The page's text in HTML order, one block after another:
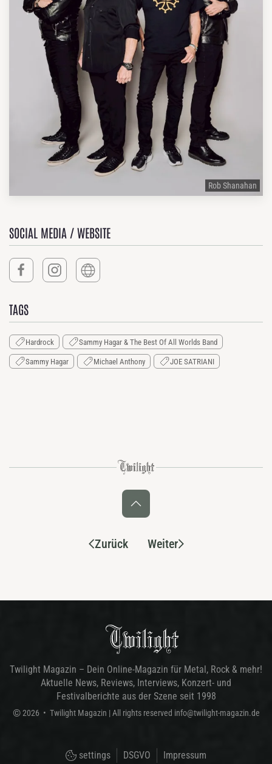
Rob Shanahan
SOCIAL MEDIA / WEBSITE
TAGS
Hardrock Sammy Hagar & The Best Of All Worlds Band
Sammy Hagar Michael Anthony JOE SATRIANI
Zurück Weiter
Twilight Magazin – Dein Online-Magazin für Metal, Rock & mehr!
Aktuelle News, Reviews, Interviews, Konzert- und
Festivalberichte aus der Szene seit 1998
© 2026 • Twilight Magazin | All rights reserved info@twilight-magazin.de
settings DSGVO Impressum